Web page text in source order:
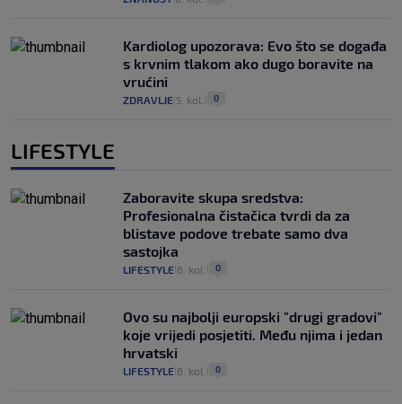
Kardiolog upozorava: Evo što se događa
s krvnim tlakom ako dugo boravite na
vrućini
ZDRAVLJE 5. kol. 0
LIFESTYLE
Zaboravite skupa sredstva:
Profesionalna čistačica tvrdi da za
blistave podove trebate samo dva
sastojka
LIFESTYLE 6. kol. 0
Ovo su najbolji europski "drugi gradovi"
koje vrijedi posjetiti. Među njima i jedan
hrvatski
LIFESTYLE 6. kol. 0